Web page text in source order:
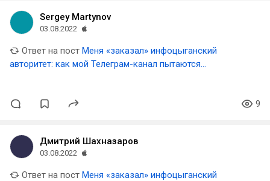
Sergey Martynov
03.08.2022
Ответ на пост Меня «заказал» инфоцыганский
авторитет: как мой Телеграм-канал пытаются
9
Дмитрий Шахназаров
03.08.2022
Ответ на пост Меня «заказал» инфоцыганский